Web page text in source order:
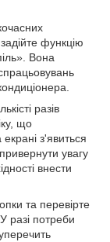
функцію
Вона
разів
що
з'явиться
увагу
внести
та перевірте
разі потреби